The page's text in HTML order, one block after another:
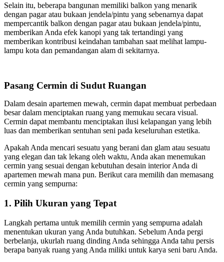
Selain itu, beberapa bangunan memiliki balkon yang menarik
dengan pagar atau bukaan jendela/pintu yang sebenarnya dapat
mempercantik balkon dengan pagar atau bukaan jendela/pintu,
memberikan Anda efek kanopi yang tak tertandingi yang
memberikan kontribusi keindahan tambahan saat melihat lampu-
lampu kota dan pemandangan alam di sekitarnya.
Pasang Cermin di Sudut Ruangan
Dalam desain apartemen mewah, cermin dapat membuat perbedaan
besar dalam menciptakan ruang yang memukau secara visual.
Cermin dapat membantu menciptakan ilusi kelapangan yang lebih
luas dan memberikan sentuhan seni pada keseluruhan estetika.
Apakah Anda mencari sesuatu yang berani dan glam atau sesuatu
yang elegan dan tak lekang oleh waktu, Anda akan menemukan
cermin yang sesuai dengan kebutuhan desain interior Anda di
apartemen mewah mana pun. Berikut cara memilih dan memasang
cermin yang sempurna:
1. Pilih Ukuran yang Tepat
Langkah pertama untuk memilih cermin yang sempurna adalah
menentukan ukuran yang Anda butuhkan. Sebelum Anda pergi
berbelanja, ukurlah ruang dinding Anda sehingga Anda tahu persis
berapa banyak ruang yang Anda miliki untuk karya seni baru Anda.